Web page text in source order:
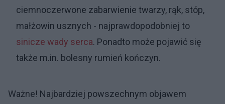
ciemnoczerwone zabarwienie twarzy, rąk, stóp,
małżowin usznych - najprawdopodobniej to
sinicze wady serca. Ponadto może pojawić się
także m.in. bolesny rumień kończyn.
Ważne! Najbardziej powszechnym objawem